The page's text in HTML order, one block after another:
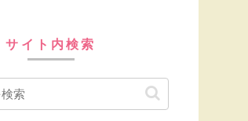
サイト内検索